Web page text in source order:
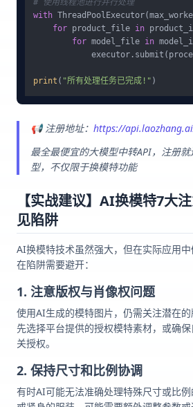
with
for product_file in
for model_file in
print ( "所有处理任务已完成!"
📢 注册地址： https://
最全最便宜的大模型中转API，注册
型，不仅限于换模特功能
【实战建议】AI换模特7大
见陷阱
AI换模特技术虽然强大，但在实际应用
在陷阱需要避开：
1. 注意版权与肖像权问题
使用AI生成的模特图片，仍需关注潜在
先选择平台提供的授权模特素材，或确
关授权。
2. 保持尺寸和比例协调
有时AI可能无法准确处理特殊尺寸或比